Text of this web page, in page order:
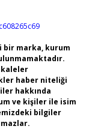
bir marka, kurum
haber niteliği
hakkında
ve kişiler ile isim
bilgiler